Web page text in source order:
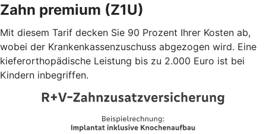
Zahn premium (Z1U)
Mit diesem Tarif decken Sie 90 Prozent Ihrer Kosten ab,
wobei der Krankenkassenzuschuss abgezogen wird. Eine
kieferorthopädische Leistung bis zu 2.000 Euro ist bei
Kindern inbegriffen.